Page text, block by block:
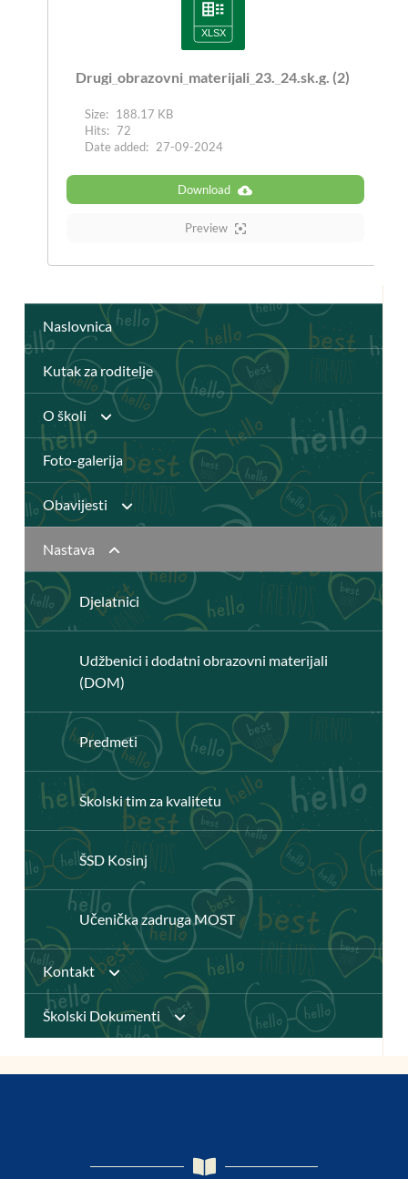
Naslovnica
Kutak za roditelje
O školi
Anž Frankopan
Knjižnica
Katalog Knjižnice
Učiteljsko vijeće
Vijeće roditelja
Foto-galerija
Obavijesti
Javni pozivi
Natječaji
Izvješća
Nastava
Djelatnici
Udžbenici i dodatni obrazovni materijali
(DOM)
Predmeti
Školski tim za kvalitetu
ŠSD Kosinj
Učenička zadruga MOST
Kontakt
Pristupačnost mrežnih stranica
Školski Dokumenti
Drugi_obrazovni_materijali_23._24.sk.g. (2)
Size: 188.17 KB
Hits: 72
Date added: 27-09-2024
Download
Preview